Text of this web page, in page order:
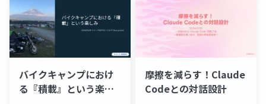
バイクキャンプにおけ
る『積載』という楽し
摩擦を減らす！Claude
Codeとの対話設計